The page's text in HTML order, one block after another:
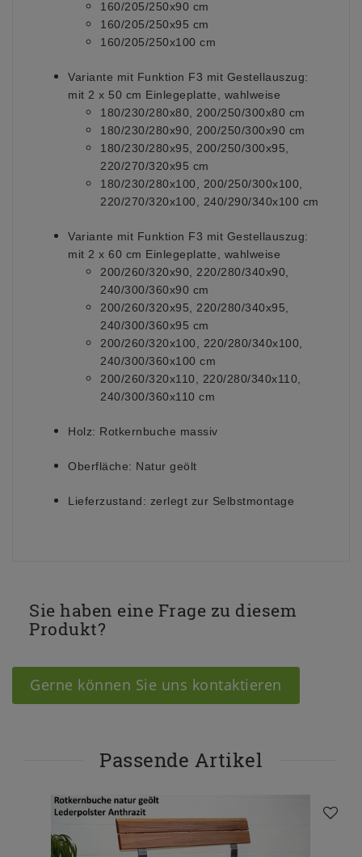
160/205/250x90 cm
160/205/250x95 cm
160/205/250x100 cm
Variante mit Funktion F3 mit Gestellauszug:
mit 2 x 50 cm Einlegeplatte, wahlweise
180/230/280x80, 200/250/300x80 cm
180/230/280x90, 200/250/300x90 cm
180/230/280x95, 200/250/300x95,
220/270/320x95 cm
180/230/280x100, 200/250/300x100,
220/270/320x100, 240/290/340x100 cm
Variante mit Funktion F3 mit Gestellauszug:
mit 2 x 60 cm Einlegeplatte, wahlweise
200/260/320x90, 220/280/340x90,
240/300/360x90 cm
200/260/320x95, 220/280/340x95,
240/300/360x95 cm
200/260/320x100, 220/280/340x100,
240/300/360x100 cm
200/260/320x110, 220/280/340x110,
240/300/360x110 cm
Holz: Rotkernbuche massiv
Oberfläche: Natur geölt
Lieferzustand: zerlegt zur Selbstmontage
Sie haben eine Frage zu diesem
Produkt?
Gerne können Sie uns kontaktieren
Passende Artikel